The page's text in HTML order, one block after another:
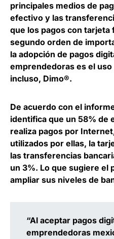
principales medios de
efectivo y las
que los pagos con
segundo orden de
la adopción de pagos
emprendedoras es el uso
incluso, Dimo®.
De acuerdo con el
identifica que un 58% de
realiza pagos por
utilizados por ellas, la
las transferencias
un 3%. Lo que sugiere el
ampliar sus niveles de
“Al aceptar pagos
emprendedoras